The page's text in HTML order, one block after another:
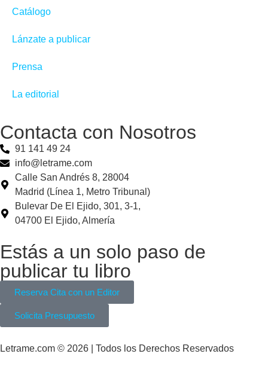
Catálogo
Lánzate a publicar
Prensa
La editorial
Contacta con Nosotros
91 141 49 24
info@letrame.com
Calle San Andrés 8, 28004
Madrid (Línea 1, Metro Tribunal)
Bulevar De El Ejido, 301, 3-1,
04700 El Ejido, Almería
Estás a un solo paso de
publicar tu libro
Reserva Cita con un Editor
Solicita Presupuesto
Letrame.com © 2026 | Todos los Derechos Reservados